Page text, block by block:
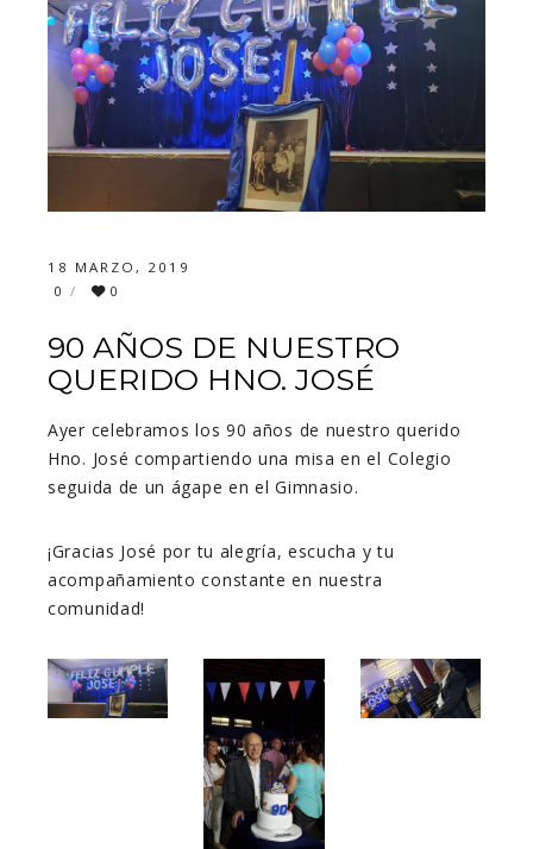
18 MARZO, 2019
0
0
90 AÑOS DE NUESTRO
QUERIDO HNO. JOSÉ
Ayer celebramos los 90 años de nuestro querido
Hno. José compartiendo una misa en el Colegio
seguida de un ágape en el Gimnasio.
¡Gracias José por tu alegría, escucha y tu
acompañamiento constante en nuestra
comunidad!